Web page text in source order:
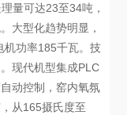
量可达23至34吨，
大型化趋势明显，
机功率185千瓦。技
现代机型集成PLC
动控制，窑内氧氛
从165摄氏度至